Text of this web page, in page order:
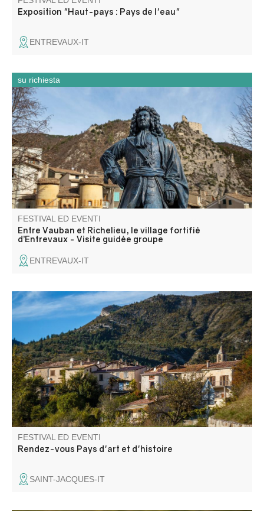
Exposition "Haut-pays : Pays de l'eau"
ENTREVAUX-IT
Déambulez dans le village d’Entrevaux à la découverte
d’une cité fortifiée médiévale.
FESTIVAL ED EVENTI
Entre Vauban et Richelieu, le village fortifié
d’Entrevaux - Visite guidée groupe
su richiesta
ENTREVAUX-IT
Visite "On donne la parole aux habitants", balade contée,
rencontre sur les thèmes du patrimoine naturel et bâti.
FESTIVAL ED EVENTI
Rendez-vous Pays d'art et d'histoire
SAINT-JACQUES-IT